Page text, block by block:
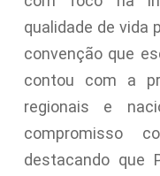
qualidade de vida
convenção que
contou com a
regionais e
compromisso
destacando que